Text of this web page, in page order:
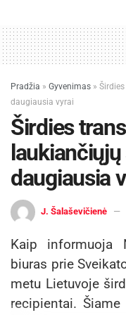
Pradžia » Gyvenimas »
daugiausia vyrai
Širdies
daugiausia
J. Šalaševičienė
Kaip informuoja
biuras prie
metu Lietuvoje
recipientai.